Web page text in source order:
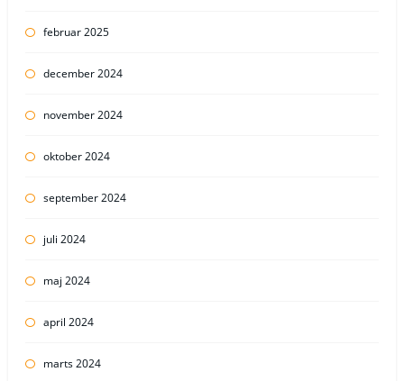
februar 2025
december 2024
november 2024
oktober 2024
september 2024
juli 2024
maj 2024
april 2024
marts 2024